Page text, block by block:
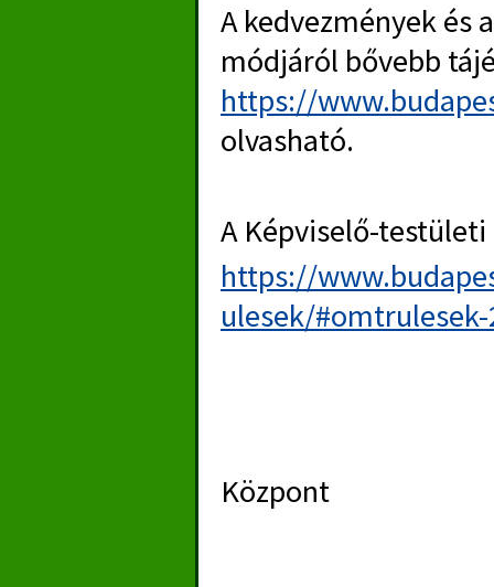
A kedvezmények és
módjáról bővebb
https://
olvasható.
A Képviselő-
https://
ulesek/#omtrulesek-
Központ